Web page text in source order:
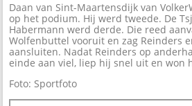
Daan van Sint-Maartensdijk van
op het podium. Hij werd tweede. De
Habermann werd derde. Die reed
Wolfenbuttel vooruit en zag Reinders
aansluiten. Nadat Reinders op
einde aan viel, liep hij snel uit en won
Foto: Sportfoto